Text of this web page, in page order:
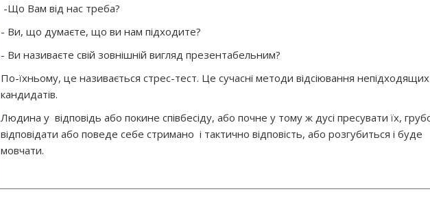
-Що Вам від нас треба?
- Ви, що думаєте, що ви нам підходите?
- Ви називаєте свій зовнішній вигляд презентабельним?
По-їхньому, це називається стрес-тест. Це сучасні методи відсіювання непідходящих
кандидатів.
Людина у відповідь або покине співбесіду, або почне у тому ж дусі пресувати їх,
відповідати або поведе себе стримано і тактично відповість, або розгубиться і буде
мовчати.